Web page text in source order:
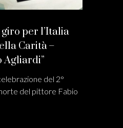
per l’Italia
Carità –
Agliardi”
del 2°
del pittore Fabio